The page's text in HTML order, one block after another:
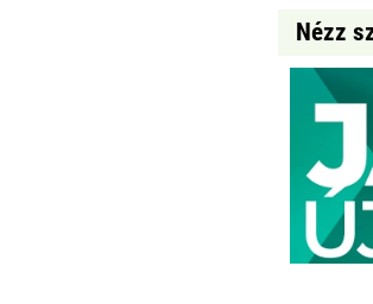
Nézz